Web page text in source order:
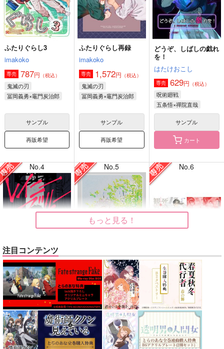
【鬼滅の刃】 【僕のヒーローアカデミア】
ふたりぐらし3
imakoko
専売 787円 （税込）
鬼滅の刃
冨岡義勇×竈門炭治郎
サンプル
再販希望
ふたりぐらし再録
imakoko
専売 1,572円 （税込）
鬼滅の刃
冨岡義勇×竈門炭治郎
サンプル
再販希望
どうぞ、しばしの戯れ
を！
はたけおこし
専売 629円 （税込）
呪術廻戦
五条悟×禪院直哉
サンプル
カート
No.4
レイニーブルー
はるさめぱすた
専売 770円（税込）
鬼滅の刃
獪岳×我妻善逸
No.5
風のひとりごと 夢の
続き
+plus
693円 （税込）
鬼滅の刃
不死川実弥×冨岡義勇
No.6
死後観察日記
道ずれ
専売 944円（税込）
もっと見る！
注目コンテンツ